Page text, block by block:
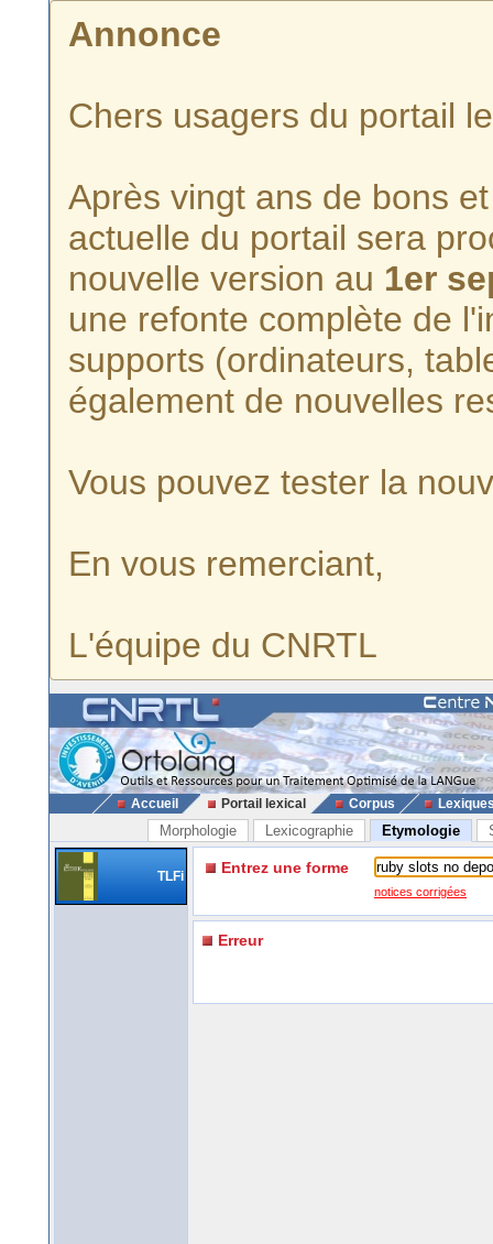
Annonce
Chers usagers du portail
Après vingt ans de bons
actuelle du portail sera
nouvelle version au 1er
une refonte complète de
supports (ordinateurs,
également de nouvelles
Vous pouvez tester la
En vous remerciant,
L'équipe du CNRTL
Accueil Portail lexical Corpus
Morphologie Lexicographie Etymologie
TLFi Entrez une forme
notices corrigées
Erreur